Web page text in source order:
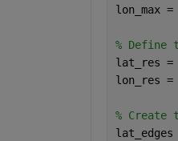
lon_max
%
lat_res =
lon_res =
% Create